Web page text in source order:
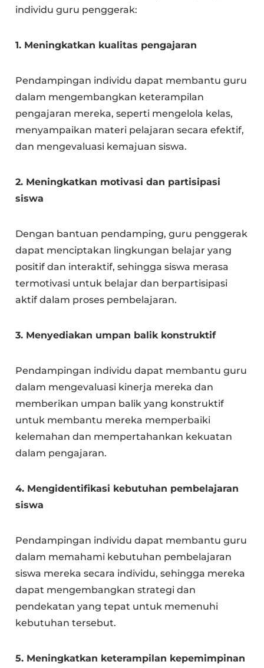
individu guru penggerak:
1. Meningkatkan kualitas pengajaran
Pendampingan individu dapat membantu guru
dalam mengembangkan keterampilan
pengajaran mereka, seperti mengelola kelas,
menyampaikan materi pelajaran secara efektif,
dan mengevaluasi kemajuan siswa.
2. Meningkatkan motivasi dan partisipasi
siswa
Dengan bantuan pendamping, guru penggerak
dapat menciptakan lingkungan belajar yang
positif dan interaktif, sehingga siswa merasa
termotivasi untuk belajar dan berpartisipasi
aktif dalam proses pembelajaran.
3. Menyediakan umpan balik konstruktif
Pendampingan individu dapat membantu guru
dalam mengevaluasi kinerja mereka dan
memberikan umpan balik yang konstruktif
untuk membantu mereka memperbaiki
kelemahan dan mempertahankan kekuatan
dalam pengajaran.
4. Mengidentifikasi kebutuhan pembelajaran
siswa
Pendampingan individu dapat membantu guru
dalam memahami kebutuhan pembelajaran
siswa mereka secara individu, sehingga mereka
dapat mengembangkan strategi dan
pendekatan yang tepat untuk memenuhi
kebutuhan tersebut.
5. Meningkatkan keterampilan kepemimpinan